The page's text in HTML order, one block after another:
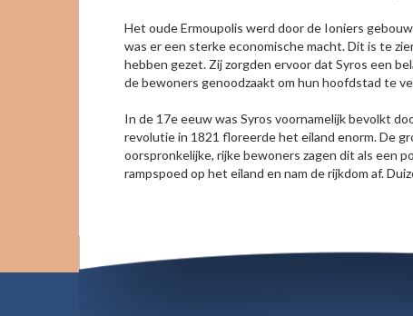
Het oude Ermoupolis werd door de Ioniers
was er een sterke economische macht. Dit is te
hebben gezet. Zij zorgden ervoor dat Syros een
de bewoners genoodzaakt om hun hoofdstad te
In de 17e eeuw was Syros voornamelijk bevolkt
revolutie in 1821 floreerde het eiland enorm. De
oorspronkelijke, rijke bewoners zagen dit als een
rampspoed op het eiland en nam de rijkdom af.